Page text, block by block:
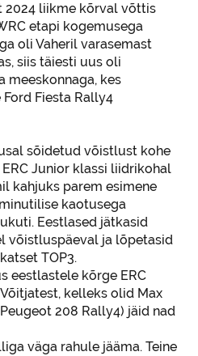
2024 liikme kõrval võttis
etapi kogemusega
oli Vaheril varasemast
siis täiesti uus oli
meeskonnaga, kes
Fiesta Rally4
sõidetud võistlust kohe
Junior klassi liidrikohal
kahjuks parem esimene
kaotusega
Eestlased jätkasid
võistluspäeval ja lõpetasid
TOP3.
eestlastele kõrge ERC
kelleks olid Max
208 Rally4) jäid nad
väga rahule jääma. Teine